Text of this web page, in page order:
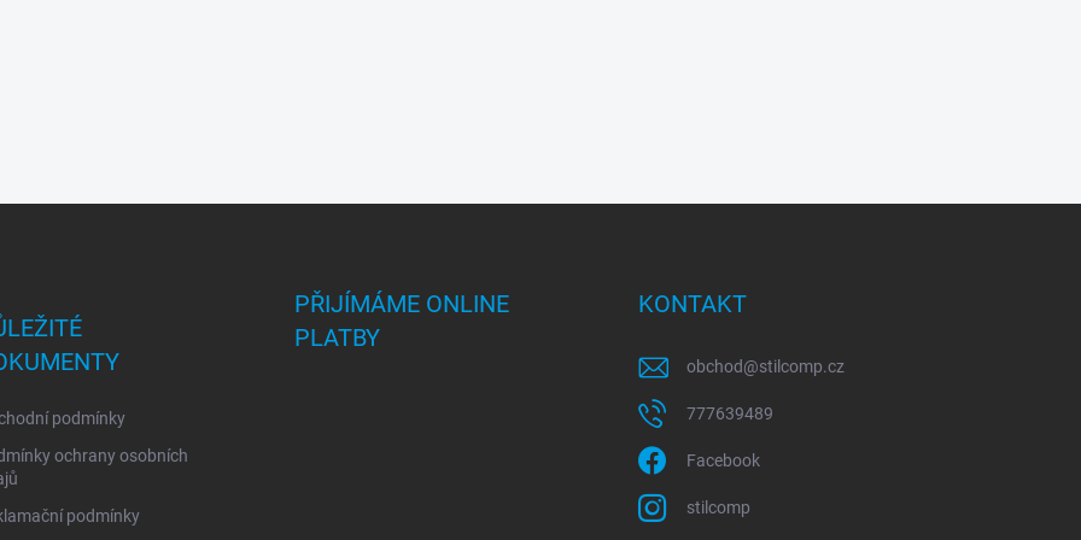
podmínky
ochrany osobních
podmínky
PŘIJÍMÁME ONLINE
PLATBY
KONTAKT
obchod@stilcomp.cz
777639489
Facebook
stilcomp